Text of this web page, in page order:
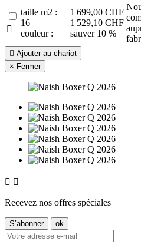

taille m2 :
16
couleur :
1 699,00 CHF
1 529,10 CHF
sauver 10 %
 Ajouter au chariot
× Fermer
 
Recevez nos offres spéciales